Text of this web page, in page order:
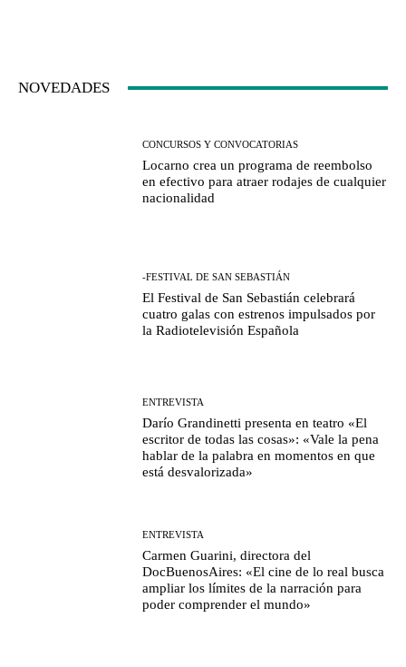
NOVEDADES
CONCURSOS Y CONVOCATORIAS
Locarno crea un programa de reembolso
en efectivo para atraer rodajes de cualquier
nacionalidad
-FESTIVAL DE SAN SEBASTIÁN
El Festival de San Sebastián celebrará
cuatro galas con estrenos impulsados por
la Radiotelevisión Española
ENTREVISTA
Darío Grandinetti presenta en teatro «El
escritor de todas las cosas»: «Vale la pena
hablar de la palabra en momentos en que
está desvalorizada»
ENTREVISTA
Carmen Guarini, directora del
DocBuenosAires: «El cine de lo real busca
ampliar los límites de la narración para
poder comprender el mundo»